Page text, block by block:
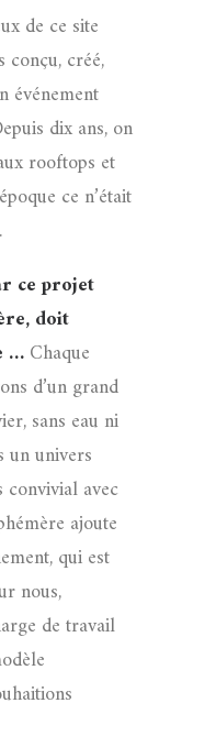
de ce site
conçu, créé,
événement
dix ans, on
rooftops et
ce n’était
ce projet
doit
…Chaque
d’un grand
sans eau ni
un univers
avec
ajoute
qui est
nous,
de travail